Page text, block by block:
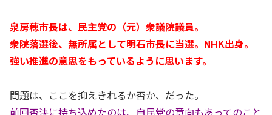
泉房穂市長は、民主党の（元）衆議院議員。
衆院落選後、無所属として明石市長に当選。NHK出身。
強い推進の意思をもっているように思います。
問題は、ここを抑えきれるか否か、だった。
前回否決に持ち込めたのは、自民党の意向もあってのこと